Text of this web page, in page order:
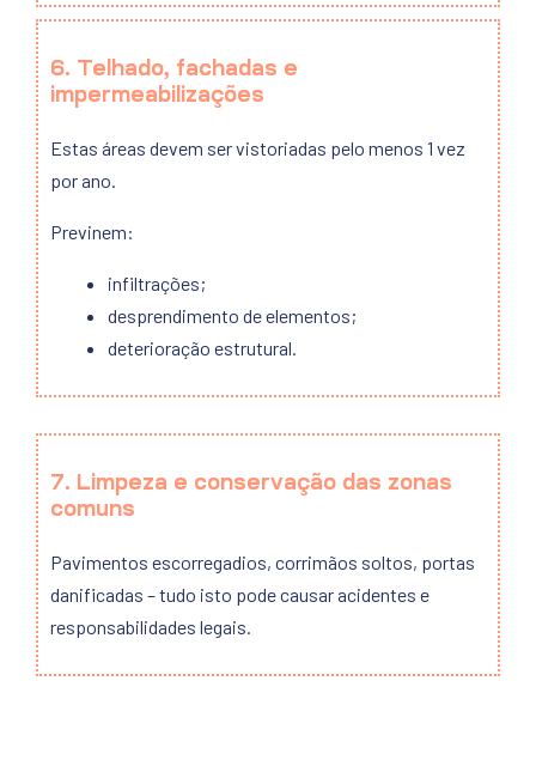
6. Telhado, fachadas e
impermeabilizações
Estas áreas devem ser vistoriadas pelo menos 1 vez
por ano.
Previnem:
infiltrações;
desprendimento de elementos;
deterioração estrutural.
7. Limpeza e conservação das zonas
comuns
Pavimentos escorregadios, corrimãos soltos, portas
danificadas – tudo isto pode causar acidentes e
responsabilidades legais.